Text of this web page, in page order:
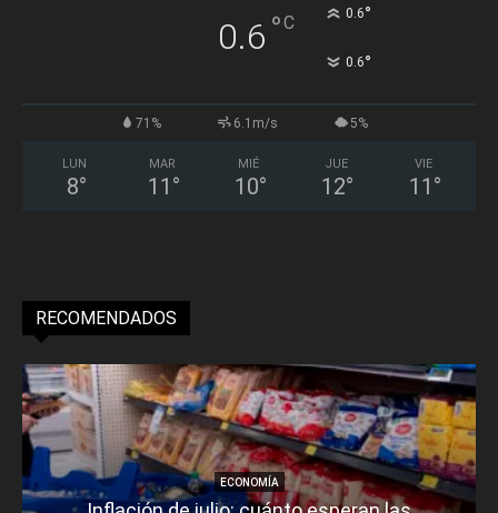
0.6 °C 0.6°
0.6°
71% 6.1m/s 5%
LUN
8°
MAR
11 °
MIÉ
10°
JUE
12°
VIE
11 °
RECOMENDADOS
ECONOMÍA